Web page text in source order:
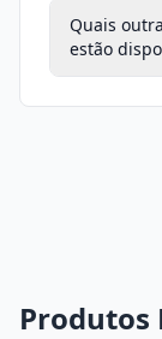
Quais
estão
Produtos